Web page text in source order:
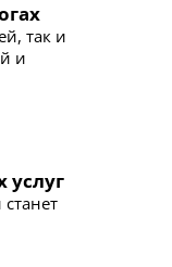
так и
и
услуг